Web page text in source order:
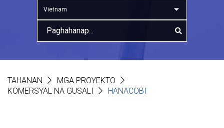
Vietnam
TAHANAN
MGA PROYEKTO
KOMERSYAL NA GUSALI
HANACOBI